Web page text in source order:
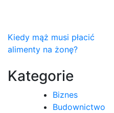
Nawigacja
wpisu
Kiedy mąż musi płacić
alimenty na żonę?
Kategorie
Biznes
Budownictwo